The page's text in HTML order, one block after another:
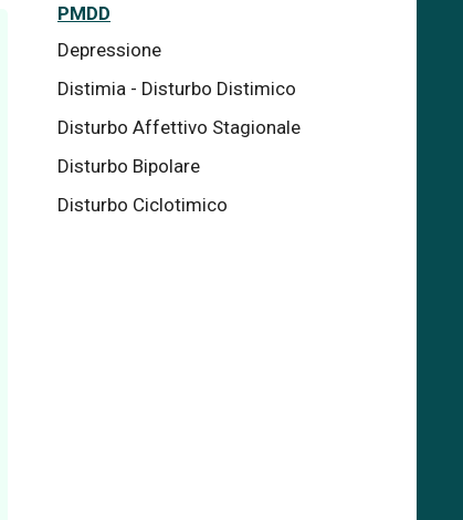
PMDD
Depressione
Distimia - Disturbo Distimico
Disturbo Affettivo Stagionale
Disturbo Bipolare
Disturbo Ciclotimico